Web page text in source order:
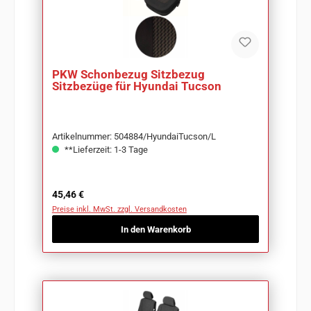
PKW Schonbezug Sitzbezug
Sitzbezüge für Hyundai Tucson
Artikelnummer: 504884/HyundaiTucson/L
**Lieferzeit: 1-3 Tage
Regulärer Preis:
45,46 €
Preise inkl. MwSt. zzgl. Versandkosten
In den Warenkorb